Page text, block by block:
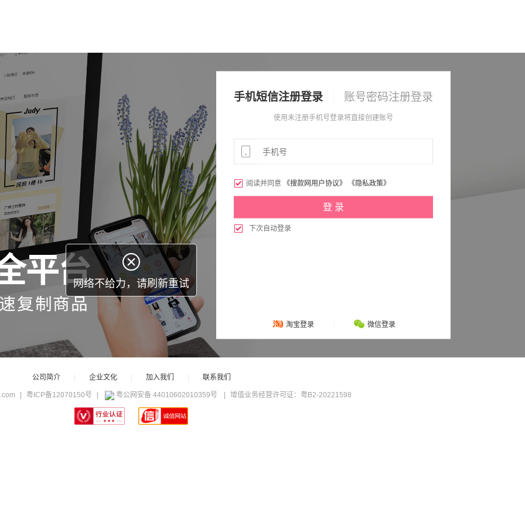
手机短信注册登录 账号密码注册登录
使用未注册手机号登录将直接创建账号
 阅读并同意 《搜款网用户协议》 《隐私政策》
 下次自动登录
淘宝登录 微信登录
公司简介 企业文化 加入我们 联系我们
粤ICP备12070150号 粤公网安备 44010602010359号 增值业务经营许可证：粤B2-20221598